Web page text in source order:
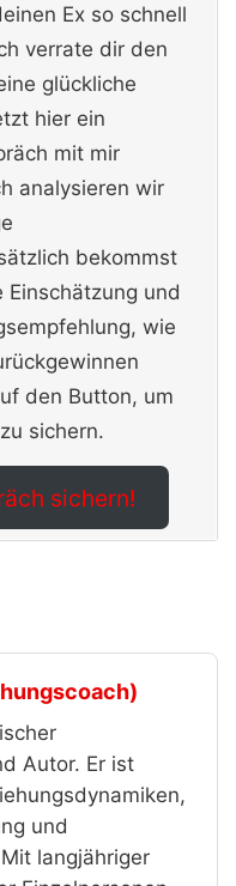
Ex so schnell
verrate dir den
glückliche
hier ein
mit mir
analysieren wir
bekommst
und
wie
den Button, um
sichern.
sichern!
Autor. Er ist
und
langjähriger